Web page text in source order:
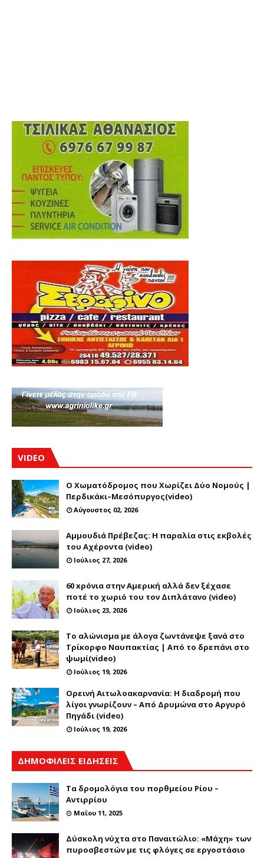
VIDEO
Ο Χωματόδρομος που Χωρίζει Δύο Νομούς |
Περδικάκι–Μεσόπυργος(video)
Αύγουστος 02, 2026
Αμμουδιά Πρέβεζας: Η παραλία στις εκβολές
του Αχέροντα (video)
Ιούλιος 27, 2026
60 xρόνια στην Αμερική αλλά δεν ξέχασε
ποτέ το χωριό του τον Διπλάτανο (video)
Ιούλιος 23, 2026
Το αλώνισμα με άλογα ζωντάνεψε ξανά στο
Τρίκορφο Ναυπακτίας | Από το δρεπάνι στο
ψωμί(video)
Ιούλιος 19, 2026
Ορεινή Αιτωλοακαρνανία: Η διαδρομή που
λίγοι γνωρίζουν – Από Δρυμώνα στο Αργυρό
Πηγάδι (video)
Ιούλιος 19, 2026
ΔΗΜΟΦΙΛΕΙΣ ΕΙΔΗΣΕΙΣ
Τα δρομολόγια του πορθμείου Ρίου –
Αντιρρίου
Μαΐου 11, 2025
Δύσκολη νύχτα στο Παναιτώλιο: «Μάχη» των
πυροσβεστών με τις φλόγες σε εργοστάσιο